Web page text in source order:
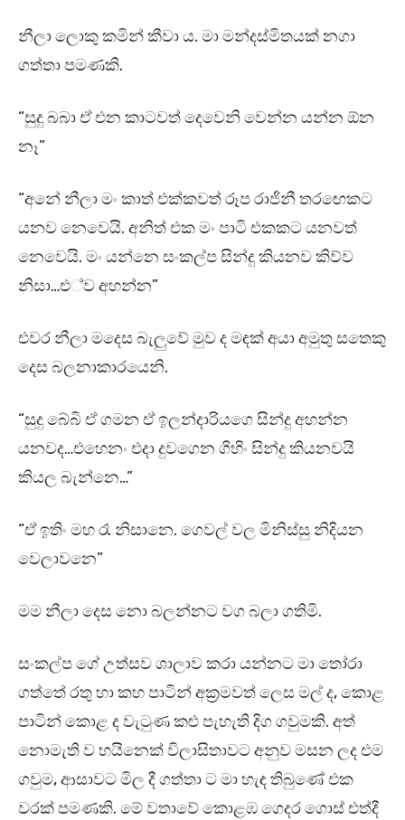
නීලා ලොකු කමින් කීවා ය. මා මන්දස්මිතයක් නගා
ගත්තා පමණකි.
“සුදු බබා ඒ එන කාටවත් දෙවෙනි වෙන්න යන්න ඕන
නෑ”
“අනේ නීලා මං කාත් එක්කවත් රූප රාජිනී තරඟෙකට
යනව නෙවෙයි. අනිත් එක මං පාටි එකකට යනවත්
නෙවෙයි. මං යන්නෙ සංකල්ප සින්දු කියනව කිව්ව
නිසා…එ්ව අහන්න”
එවර නීලා මදෙස බැලුවේ මුව ද මඳක් අයා අමුතු සතෙකු
දෙස බලනාකාරයෙනි.
“සුදු බේබි ඒ ගමන ඒ ඉලන්දාරියගෙ සින්දු අහන්න
යනවද…එහෙනං එදා දුවගෙන ගිහිං සින්දු කියනවයි
කියල බැන්නෙ…”
“ඒ ඉතිං මහ රෑ නිසානෙ. ගෙවල් වල මිනිස්සු නිදියන
වෙලාවනෙ”
මම නීලා දෙස නො බලන්නට වග බලා ගතිමි.
සංකල්ප ගේ උත්සව ශාලාව කරා යන්නට මා තෝරා
ගත්තේ රතු හා කහ පාටින් අක්‍රමවත් ලෙස මල් ද, කොළ
පාටින් කොළ ද වැටුණ කළු පැහැති දිග ගවුමකි. අත්
නොමැති ව හයිනෙක් විලාසිතාවට අනුව මසන ලද එම
ගවුම, ආසාවට මිල දී ගත්තා ට මා හැඳ තිබුණේ එක
වරක් පමණකි. මේ වතාවේ කොළඹ ගෙදර ගොස් එත්දී